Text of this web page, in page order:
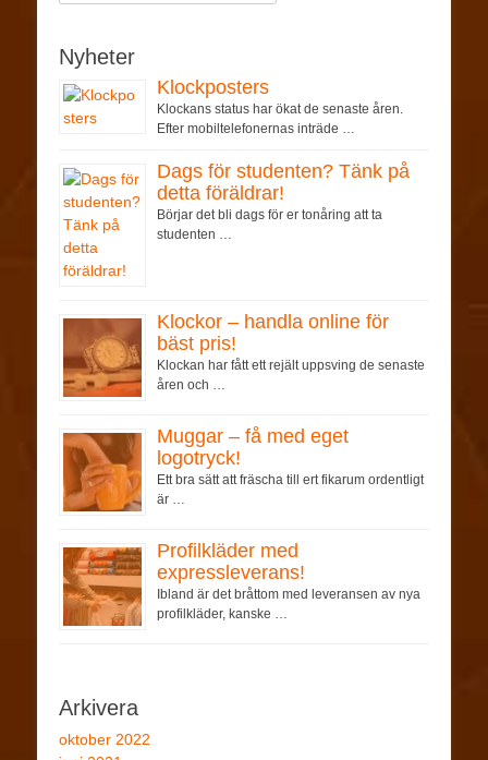
Nyheter
Klockposters
Klockans status har ökat de senaste åren.
Efter mobiltelefonernas inträde …
Dags för studenten? Tänk på
detta föräldrar!
Börjar det bli dags för er tonåring att ta
studenten …
Klockor – handla online för
bäst pris!
Klockan har fått ett rejält uppsving de senaste
åren och …
Muggar – få med eget
logotryck!
Ett bra sätt att fräscha till ert fikarum ordentligt
är …
Profilkläder med
expressleverans!
Ibland är det bråttom med leveransen av nya
profilkläder, kanske …
Arkivera
oktober 2022